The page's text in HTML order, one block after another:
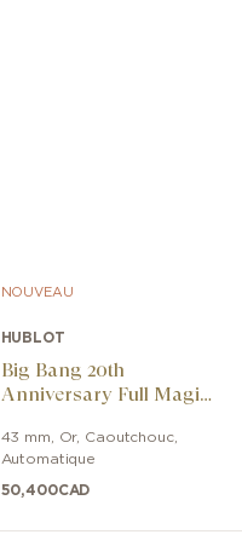
NOUVEAU
HUBLOT
Big Bang 20th
Anniversary Full Magic
43 mm Or, Caoutchouc,
Automatique
50,400CAD